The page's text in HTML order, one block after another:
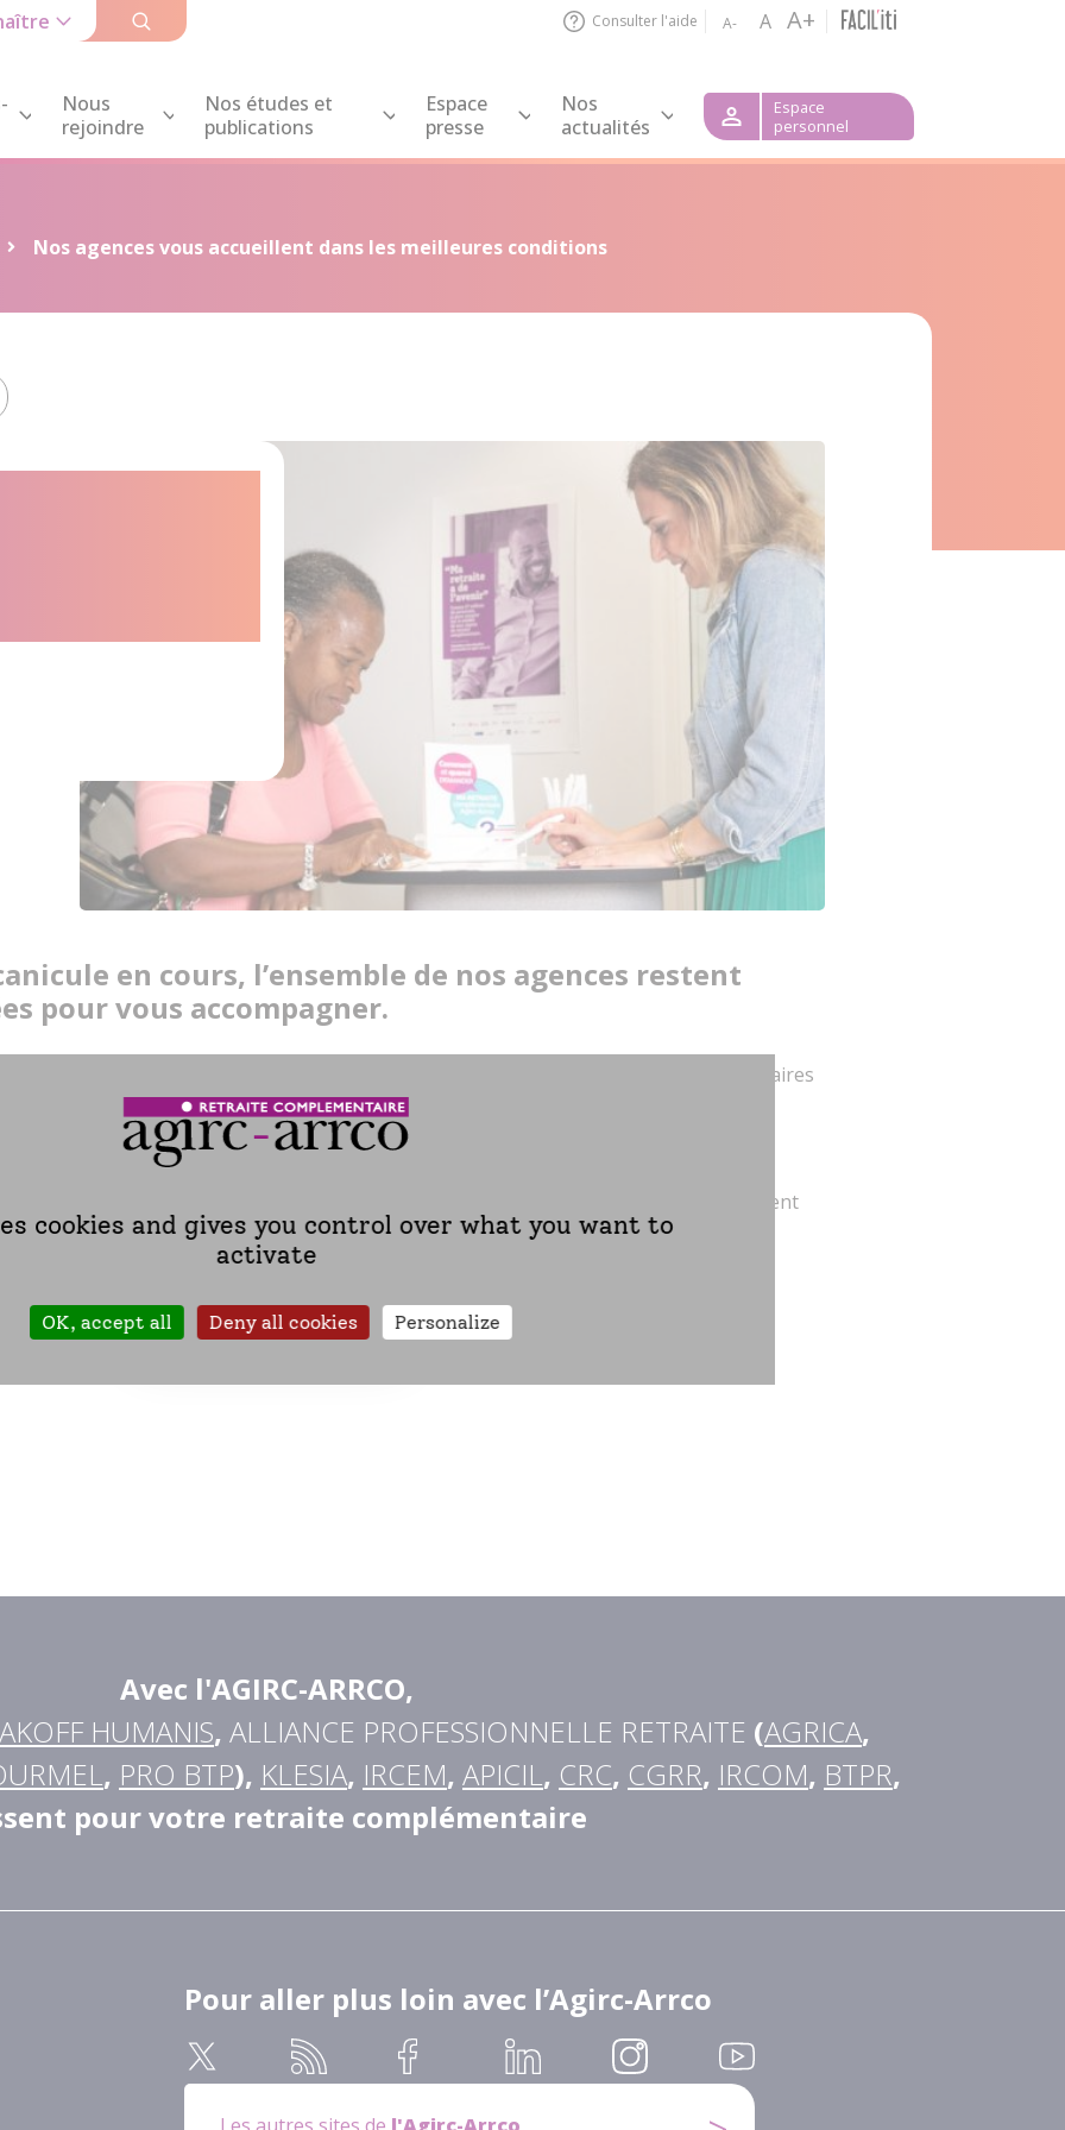
Consulter l'aide A- A A+
Nous
rejoindre
Nos études et
publications
Espace
presse
Nos
actualités
Espace
personnel
Nos agences vous accueillent dans les meilleures conditions
en cours, l’ensemble de nos agences restent
pour vous accompagner.
maintenus. Nous continuons également à vous accueillir sans rendez-vous, aux horaires
climatisés afin de vous garantir un accueil dans les meilleures conditions.
de consulter les horaires d’accueil de l’agence choisie. Certaines agences reçoivent
Localiser une agence
Avec l'AGIRC-ARRCO,
HUMANIS, ALLIANCE PROFESSIONNELLE RETRAITE (AGRICA,
, PRO BTP), KLESIA, IRCEM, APICIL, CRC, CGRR, IRCOM, BTPR,
pour votre retraite complémentaire
Pour aller plus loin avec l’Agirc-Arrco
cookies and gives you control over what you want to
activate
OK, accept all Deny all cookies Personalize